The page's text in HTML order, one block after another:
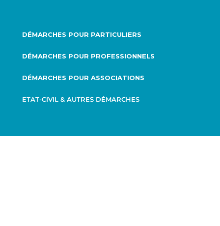
DÉMARCHES POUR PARTICULIERS
DÉMARCHES POUR PROFESSIONNELS
DÉMARCHES POUR ASSOCIATIONS
ETAT-CIVIL & AUTRES DÉMARCHES